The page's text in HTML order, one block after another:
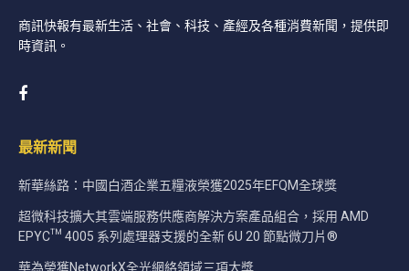
商訊快報有最新生活、社會、科技、產經及各種消費新聞，提供即
時資訊。
最新新聞
新華絲路：中國白酒企業五糧液榮獲2025年EFQM全球獎
超微科技擴大其雲端服務供應商解決方案產品組合，採用 AMD
EPYC™ 4005 系列處理器支援的全新 6U 20 節點微刀片®